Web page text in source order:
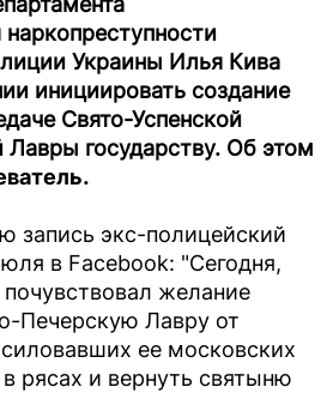
Украины Илья Кива
инициировать создание
Свято-Успенской
государству. Об этом
.
запись экс-полицейский
в Facebook: "Сегодня,
желание
Печерскую Лавру от
ее московских
рясах и вернуть святыню